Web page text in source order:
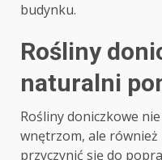
budynku.
Rośliny
naturalni
Rośliny doniczkowe
wnętrzom, ale
przyczynić się do